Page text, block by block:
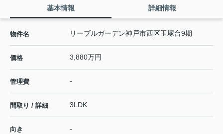
基本情報 詳細情報
物件名 リーブルガーデン神戸市西区玉塚台9期
価格 3,880万円
管理費 -
間取り / 詳細 3LDK
向き -